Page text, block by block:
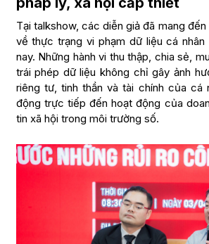
Tại talkshow, các diễn giả đã mang
về thực trạng vi phạm dữ liệu cá nhân
nay. Những hành vi thu thập, chia sẻ,
trái phép dữ liệu không chỉ gây ảnh
riêng tư, tinh thần và tài chính của cá
động trực tiếp đến hoạt động của
tin xã hội trong môi trường số.